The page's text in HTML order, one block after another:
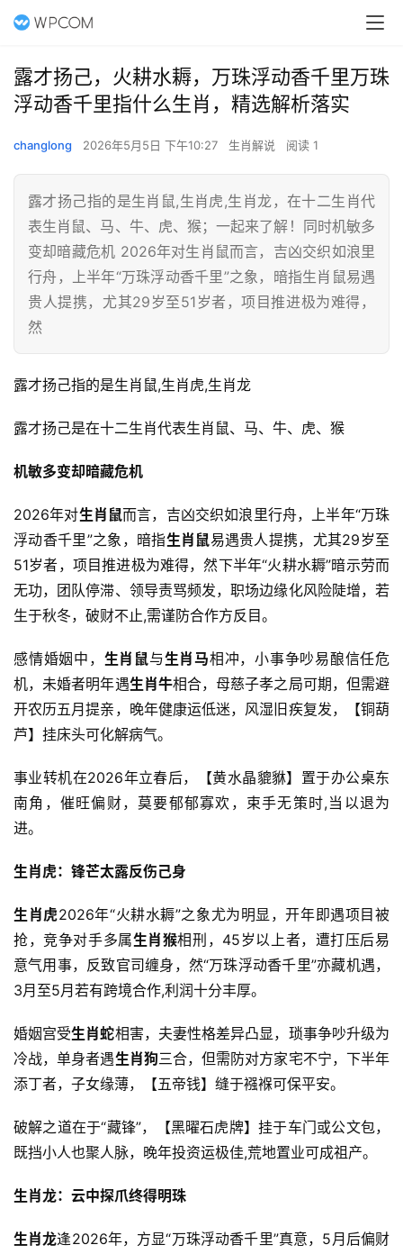
露才扬己，火耕水耨，万珠浮动香千里万珠
浮动香千里指什么生肖，精选解析落实
changlong 2026年5月5日 下午10:27 生肖解说 阅读 1
露才扬己指的是生肖鼠,生肖虎,生肖龙，在十二生肖代
表生肖鼠、马、牛、虎、猴；一起来了解！同时机敏多
变却暗藏危机 2026年对生肖鼠而言，吉凶交织如浪里
行舟，上半年“万珠浮动香千里”之象，暗指生肖鼠易遇
贵人提携，尤其29岁至51岁者，项目推进极为难得，
然
露才扬己指的是生肖鼠,生肖虎,生肖龙
露才扬己是在十二生肖代表生肖鼠、马、牛、虎、猴
机敏多变却暗藏危机
2026年对生肖鼠而言，吉凶交织如浪里行舟，上半年“万珠
浮动香千里”之象，暗指生肖鼠易遇贵人提携，尤其29岁至
51岁者，项目推进极为难得，然下半年“火耕水耨”暗示劳而
无功，团队停滞、领导责骂频发，职场边缘化风险陡增，若
生于秋冬，破财不止,需谨防合作方反目。
感情婚姻中， 生肖鼠与生肖马相冲，小事争吵易酿信任危
机，未婚者明年遇生肖牛相合，母慈子孝之局可期，但需避
开农历五月提亲，晚年健康运低迷，风湿旧疾复发，【铜葫
芦】挂床头可化解病气。
事业转机在2026年立春后，【黄水晶貔貅】置于办公桌东
南角，催旺偏财，莫要郁郁寡欢，束手无策时,当以退为
进。
生肖虎：锋芒太露反伤己身
生肖虎2026年“火耕水耨”之象尤为明显，开年即遇项目被
抢，竞争对手多属生肖猴相刑，45岁以上者，遭打压后易
意气用事，反致官司缠身，然“万珠浮动香千里”亦藏机遇，
3月至5月若有跨境合作,利润十分丰厚。
婚姻宫受生肖蛇相害，夫妻性格差异凸显，琐事争吵升级为
冷战，单身者遇生肖狗三合，但需防对方家宅不宁，下半年
添丁者，子女缘薄，【五帝钱】缝于襁褓可保平安。
破解之道在于“藏锋”，【黑曜石虎牌】挂于车门或公文包，
既挡小人也聚人脉，晚年投资运极佳,荒地置业可成祖产。
生肖龙：云中探爪终得明珠
生肖龙逢2026年，方显“万珠浮动香千里”真意，5月后偏财